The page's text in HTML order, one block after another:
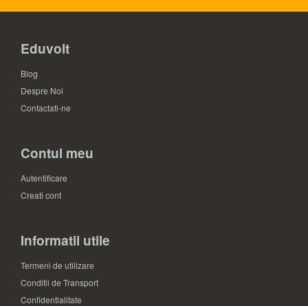
Eduvolt
Blog
Despre Noi
Contactati-ne
Contul meu
Autentificare
Creati cont
Informatii utile
Termeni de utilizare
Conditii de Transport
Confidentialitate